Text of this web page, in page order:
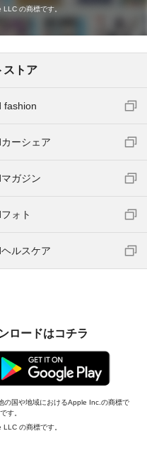
の商標です。
ストア
fashion
ーシェア
ガジン
ォト
ルスケア
ロードはコチラ
の国や地域におけるApple Inc.の商標で
す。
の商標です。